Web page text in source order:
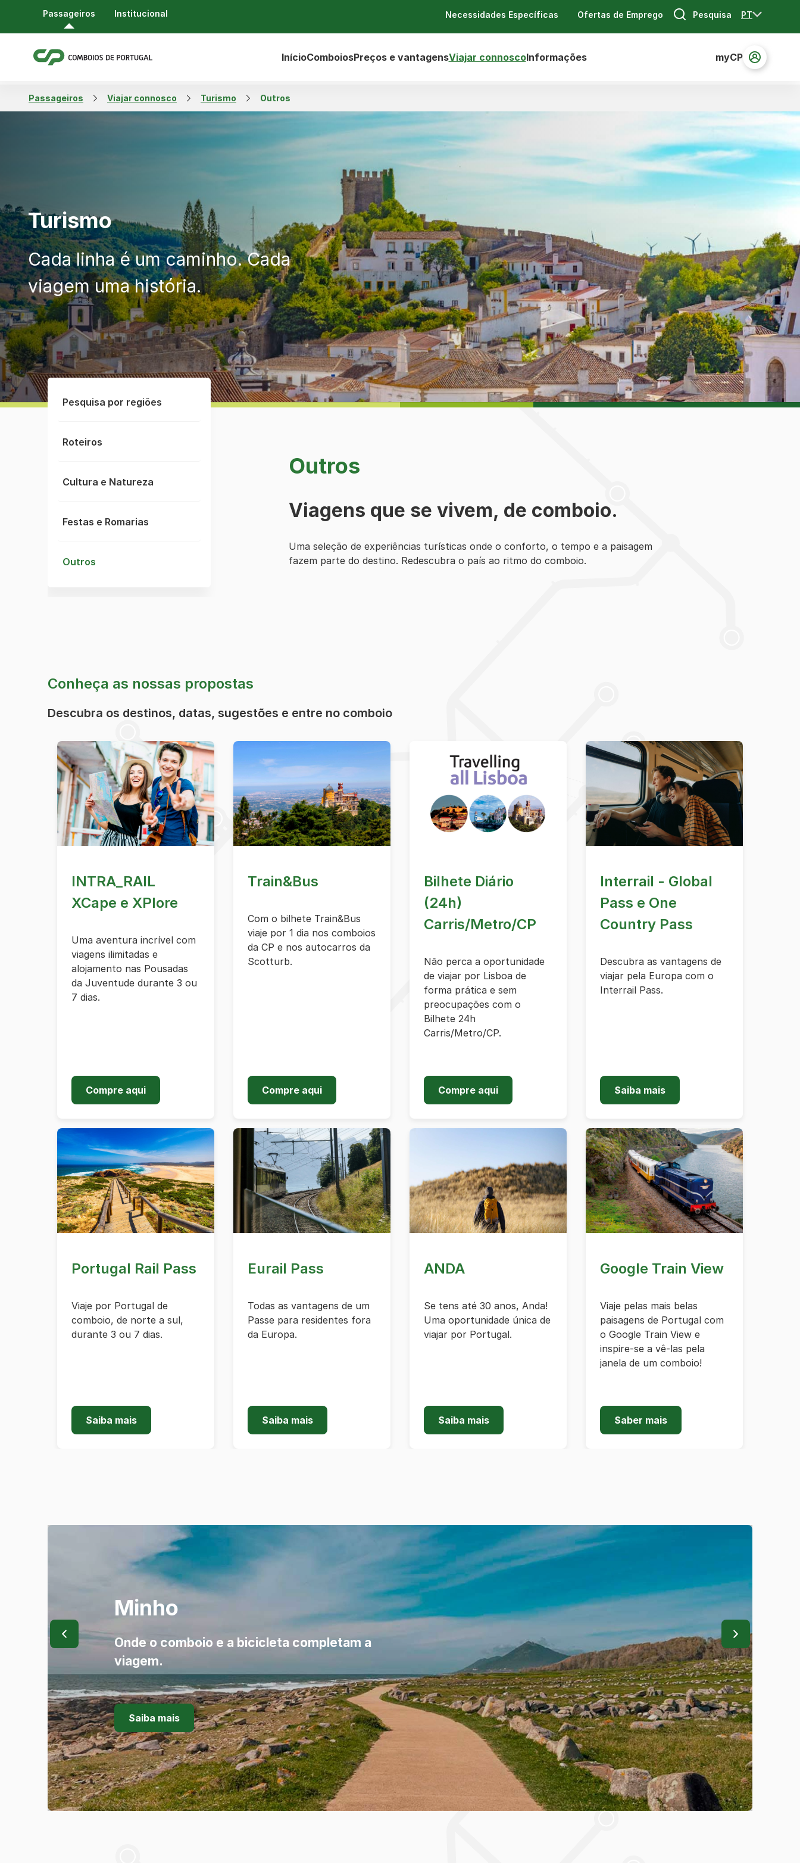
Institucional
Passageiros Necessidades Específicas Ofertas de Emprego Pesquisa PT
InícioComboiosPreços e vantagensViajar connoscoInformações myCP
Passageiros Viajar connosco Turismo Outros
Turismo
Cada linha é um caminho. Cada
viagem uma história.
Pesquisa por regiões
Roteiros
Cultura e Natureza
Festas e Romarias
Outros
Outros
Viagens que se vivem, de comboio.
Uma seleção de experiências turísticas onde o conforto, o tempo e a paisagem
fazem parte do destino. Redescubra o país ao ritmo do comboio.
Conheça as nossas propostas
Descubra os destinos, datas, sugestões e entre no comboio
INTRA_RAIL
XCape e XPlore
Uma aventura incrível com
viagens ilimitadas e
alojamento nas Pousadas
da Juventude durante 3 ou
7 dias.
Compre aqui
Train&Bus
Com o bilhete Train&Bus
viaje por 1 dia nos comboios
da CP e nos autocarros da
Scotturb.
Compre aqui
Bilhete Diário
(24h)
Carris/Metro/CP
Não perca a oportunidade
de viajar por Lisboa de
forma prática e sem
preocupações com o
Bilhete 24h
Carris/Metro/CP.
Compre aqui
Interrail - Global
Pass e One
Country Pass
Descubra as vantagens de
viajar pela Europa com o
Interrail Pass.
Saiba mais
Portugal Rail Pass
Viaje por Portugal de
comboio, de norte a sul,
durante 3 ou 7 dias.
Saiba mais
Eurail Pass
Todas as vantagens de um
Passe para residentes fora
da Europa.
Saiba mais
ANDA
Se tens até 30 anos, Anda!
Uma oportunidade única de
viajar por Portugal.
Saiba mais
Google Train View
Viaje pelas mais belas
paisagens de Portugal com
o Google Train View e
inspire-se a vê-las pela
janela de um comboio!
Saber mais
Minho
Onde o comboio e a bicicleta completam a
viagem.
Saiba mais